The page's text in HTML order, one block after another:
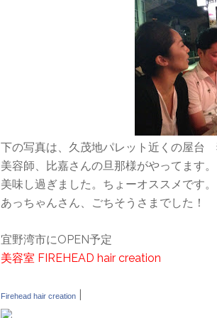
下の写真は、久茂地パレット近くの屋台
美容師、比嘉さんの旦那様がやってます。
美味し過ぎました。ちょーオススメです。
あっちゃんさん、ごちそうさまでした！
宜野湾市にOPEN予定
美容室 FIREHEAD hair creation
Firehead hair creation